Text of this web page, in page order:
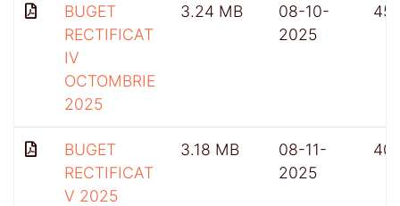
BUGET
RECTIFICAT
IV
OCTOMBRIE
2025
3.24 MB
08-10-
2025
BUGET
RECTIFICAT
V 2025
3.18 MB
08-11-
2025